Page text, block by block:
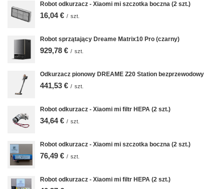
Robot odkurzacz - Xiaomi mi szczotka boczna (2 szt.)
16,04 € / szt.
Robot sprzątający Dreame Matrix10 Pro (czarny)
929,78 € / szt.
Odkurzacz pionowy DREAME Z20 Station bezprzewodowy
441,53 € / szt.
Robot odkurzacz - Xiaomi mi filtr HEPA (2 szt.)
34,64 € / szt.
Robot odkurzacz - Xiaomi mi szczotka boczna (2 szt.)
76,49 € / szt.
Robot odkurzacz - Xiaomi mi filtr HEPA (2 szt.)